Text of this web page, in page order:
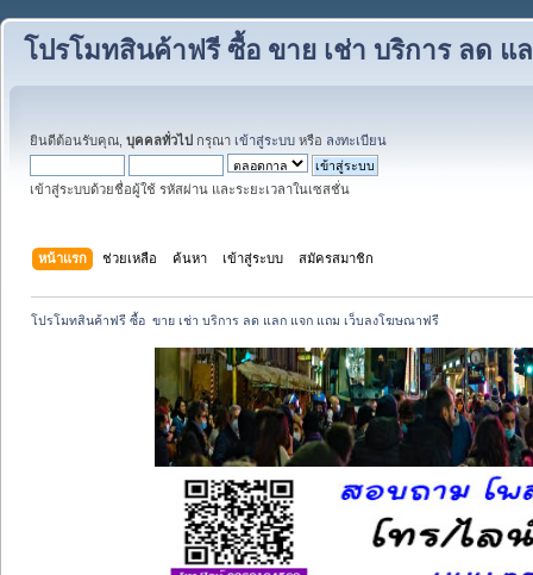
โปรโมทสินค้าฟรี ซื้อ ขาย เช่า บริการ ลด
ยินดีต้อนรับคุณ, บุคคลทั่วไป กรุณา เข้าสู่ระบบ หรือ ลงทะเบียน
เข้าสู่ระบบด้วยชื่อผู้ใช้ รหัสผ่าน และระยะเวลาในเซสชั่น
หน้าแรก ช่วยเหลือ ค้นหา เข้าสู่ระบบ สมัครสมาชิก
โปรโมทสินค้าฟรี ซื้อ  ขาย เช่า บริการ ลด แลก แจก แถม เว็บลงโฆษณาฟรี